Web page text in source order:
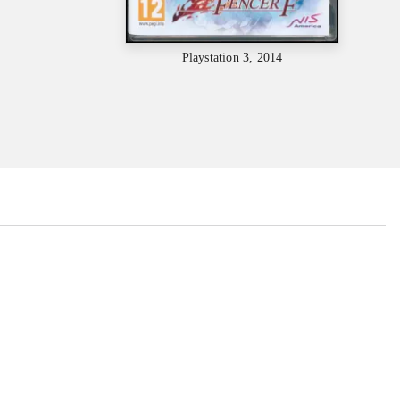
Playstation 3, 2014